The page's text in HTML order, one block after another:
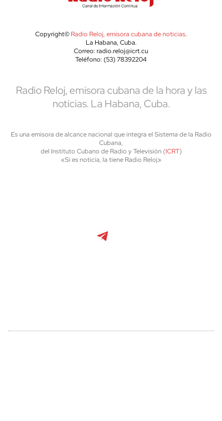
Copyright© Radio Reloj, emisora cubana de noticias.
La Habana, Cuba.
Correo: radio.reloj@icrt.cu
Teléfono: (53) 78392204
Radio Reloj, emisora cubana de la hora y las
noticias. La Habana, Cuba.
Es una emisora de alcance nacional que integra el Sistema de la Radio
Cubana,
del Instituto Cubano de Radio y Televisión (ICRT)
«Si es noticia, la tiene Radio Reloj»